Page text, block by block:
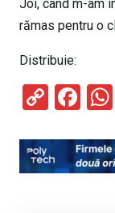
Joi, când m-am
rămas pentru o
Distribuie:
C
py
Li
F
ce
b